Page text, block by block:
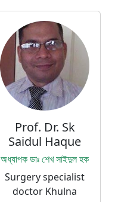
Prof. Dr. Sk
Saidul Haque
অধ্যাপক ডাঃ শেখ সাইদুল হক
Surgery specialist
doctor Khulna